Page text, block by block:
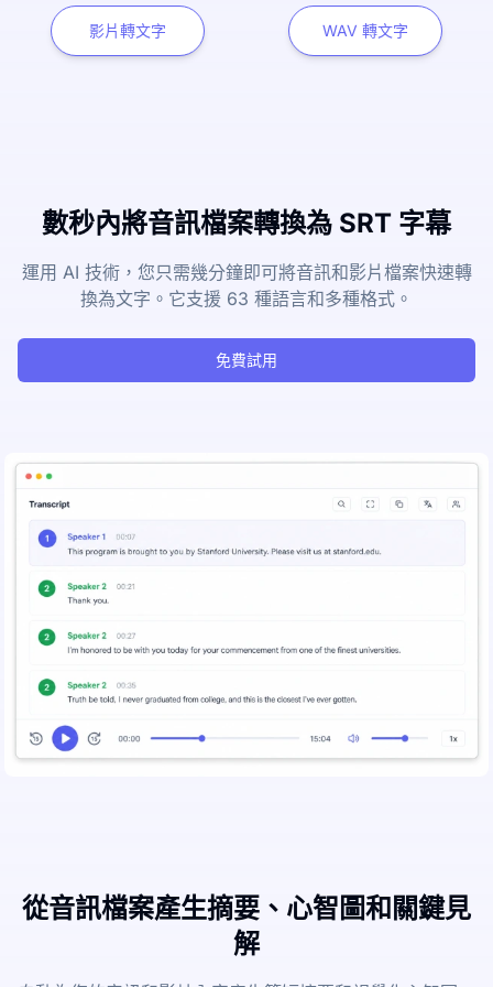
影片轉文字 WAV 轉文字
數秒內將音訊檔案轉換為 SRT 字幕
運用 AI 技術，您只需幾分鐘即可將音訊和影片檔案快速轉
換為文字。它支援 63 種語言和多種格式。
免費試用
從音訊檔案產生摘要、心智圖和關鍵見
解